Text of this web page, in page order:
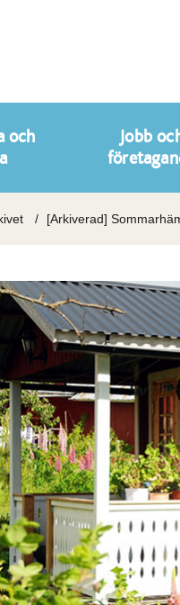
och
Jobb
[Arkiverad]